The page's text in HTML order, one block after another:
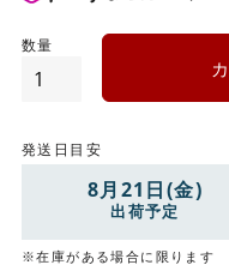
発送日目安
8月21日(金)
出荷予定
※在庫がある場合に限ります